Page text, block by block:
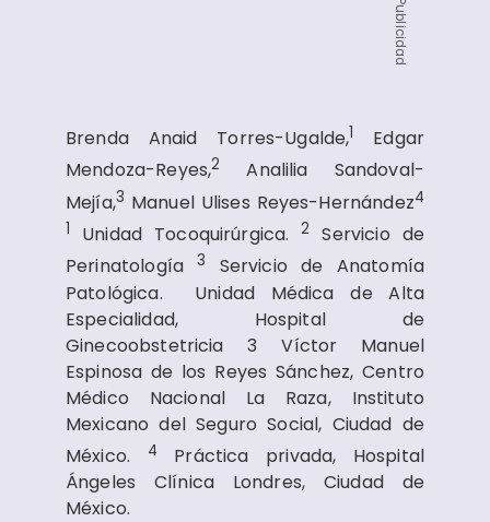
Publicidad
Brenda Anaid Torres-Ugalde,1
Edgar
Mendoza-Reyes,2
Analilia Sandoval-
Mejía,3 Manuel Ulises Reyes-Hernández4
1 Unidad Tocoquirúrgica.2Servicio de
Perinatología3 Servicio de Anatomía
Patológica. Unidad Médica de Alta
Especialidad, Hospital de
Ginecoobstetricia 3 Víctor Manuel
Espinosa de los Reyes Sánchez, Centro
Médico Nacional La Raza, Instituto
Mexicano del Seguro Social, Ciudad de
México.
4 Práctica privada, Hospital
Ángeles Clínica Londres, Ciudad de
México.